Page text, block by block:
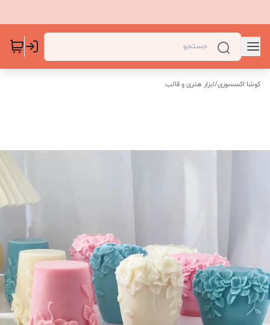
کوشا اکسسوری/ابزار هنری و قالب